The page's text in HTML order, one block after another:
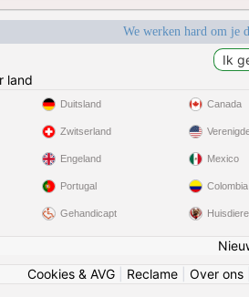
We werken hard om je
land
Duitsland
Zwitserland
Engeland
Portugal
Gehandicapt
Canada
Mexico
Colombia
Cookies & AVG
Reclame Over ons